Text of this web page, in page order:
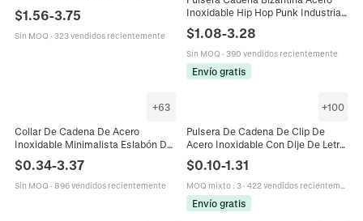
Rhinestone Joyería Bling Regalo
Para Hombres
$1.56-3.75
Sin MOQ · 323 vendidos recientemente
Inoxidable Hip Hop Punk Industrial
Cierre Langosta
$1.08-3.28
Sin MOQ · 390 vendidos recientemente
Envío gratis
+63
Collar De Cadena De Acero
Inoxidable Minimalista Eslabón De
Trigo Duradero No Se Desvanece
Joyería DIY Moda Unisex
$0.34-3.37
Sin MOQ · 896 vendidos recientemente
+100
Pulsera De Cadena De Clip De
Acero Inoxidable Con Dije De Letra
Del Alfabeto Joyería De Moda
Elegante Para Mujer Regalo
$0.10-1.31
MOQ mixto: 3· 422 vendidos recientemente
Envío gratis